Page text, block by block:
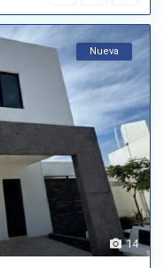
14
Nueva